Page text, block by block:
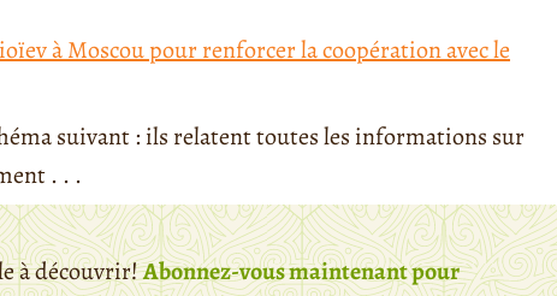
à Moscou pour renforcer la coopération avec le
suivant : ils relatent toutes les informations sur
. . .
à découvrir!Abonnez-vous maintenant pour